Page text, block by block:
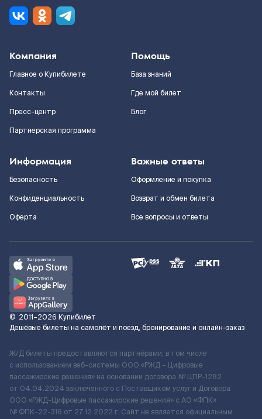
Компания
Главное о Купибилете
Контакты
Пресс-центр
Партнерская программа
Помощь
База знаний
Где мой билет
Блог
Информация
Безопасность
Конфиденциальность
Оферта
Важные ответы
Оформление и покупка
Возврат и обмен билета
Все вопросы и ответы
© 2011–2026 Купибилет
Дешёвые билеты на самолёт и поезд, бронирование и онлайн-заказ
Ж/Д билеты предоставляются партнёрами, в том числе
с использованием веб-системы ООО «РЖД – Цифровые
пассажирские решения» на основании договора № ЦПР-1282
от 04.04.2024 заключенного с Поставщиком услуг и Договора
ООО «РЖД-Цифровые пассажирские решения» c АО «ФПК»
№ ФПК-22-316 от 27.12.2022 г. Сайт не является официальным